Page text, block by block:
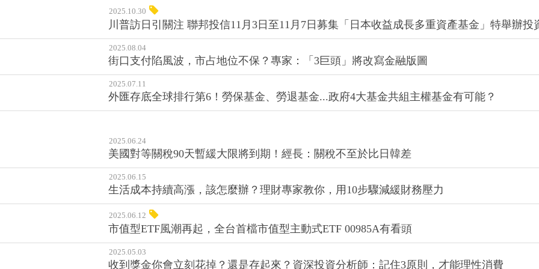
2025.10.30
川普訪日引關注 聯邦投信11月3日至11月7日募集「日本收益成長多重資產基金」特舉辦投
2025.08.04
街口支付陷風波，市占地位不保？專家：「3巨頭」將改寫金融版圖
2025.07.11
外匯存底全球排行第6！勞保基金、勞退基金...政府4大基金共組主權基金有可能？
2025.06.24
美國對等關稅90天暫緩大限將到期！經長：關稅不至於比日韓差
2025.06.15
生活成本持續高漲，該怎麼辦？理財專家教你，用10步驟減緩財務壓力
2025.06.12
市值型ETF風潮再起，全台首檔市值型主動式ETF 00985A有看頭
2025.05.03
收到獎金你會立刻花掉？還是存起來？資深投資分析師：記住3原則，才能理性消費